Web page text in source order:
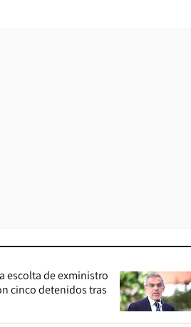
escolta de exministro
cinco detenidos tras